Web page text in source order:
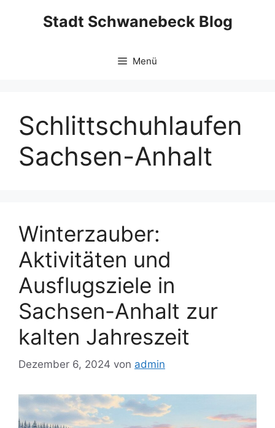
Stadt Schwanebeck Blog
Menü
Schlittschuhlaufen
Sachsen-Anhalt
Winterzauber:
Aktivitäten und
Ausflugsziele in
Sachsen-Anhalt zur
kalten Jahreszeit
Dezember 6, 2024 von admin